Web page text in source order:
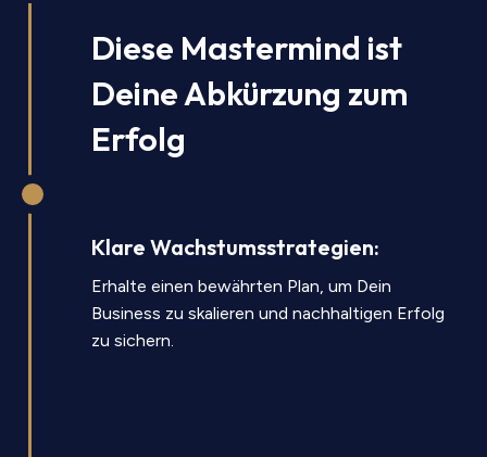
Diese Mastermind ist
Deine Abkürzung zum
Erfolg
Klare Wachstumsstrategien:
Erhalte einen bewährten Plan, um Dein
Business zu skalieren und nachhaltigen Erfolg
zu sichern.